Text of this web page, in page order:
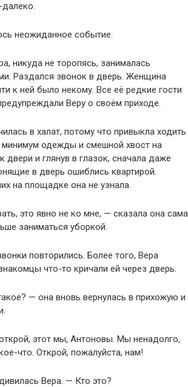
далеко.
неожиданное событие.
никуда не торопясь, занималась
Раздался звонок в дверь. Женщина
к ней было некому. Все её редкие гости
Веру о своём приходе.
в халат, потому что привыкла ходить
одежды и смешной хвост на
двери и глянув в глазок, сначала даже
в дверь ошиблись квартирой.
на площадке она не узнала.
это явно не ко мне, — сказала она сама
заниматься уборкой.
повторились. Более того, Вера
что-то кричали ей через дверь.
— она вновь вернулась в прихожую и
этот мы, Антоновы. Мы ненадолго,
что. Открой, пожалуйста, нам!
Вера. — Кто это?